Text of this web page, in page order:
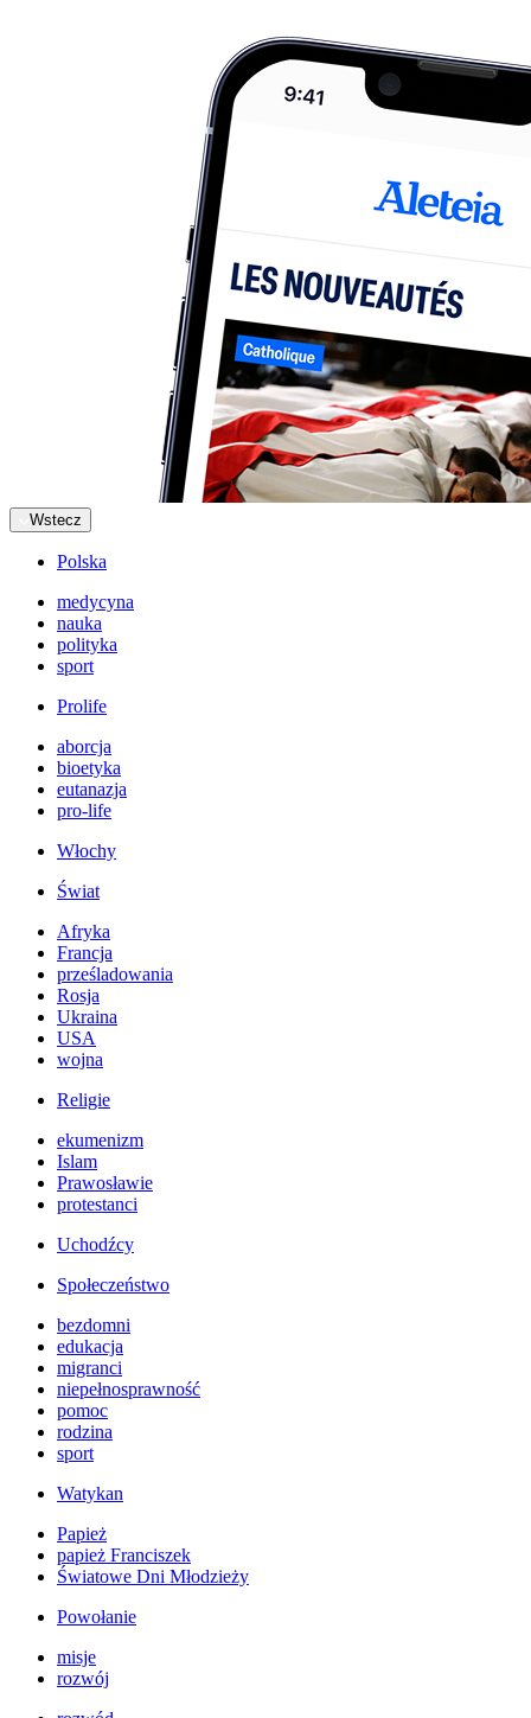
Wstecz
Polska
medycyna
nauka
polityka
sport
Prolife
aborcja
bioetyka
eutanazja
pro-life
Włochy
Świat
Afryka
Francja
prześladowania
Rosja
Ukraina
USA
wojna
Religie
ekumenizm
Islam
Prawosławie
protestanci
Uchodźcy
Społeczeństwo
bezdomni
edukacja
migranci
niepełnosprawność
pomoc
rodzina
sport
Watykan
Papież
papież Franciszek
Światowe Dni Młodzieży
Powołanie
misje
rozwój